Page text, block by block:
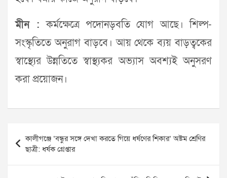
মীন : কর্মক্ষেত্রে পদোনড়বতি যোগ আছে। শিল্প-
সংস্কৃতিতে অনুরাগ বাড়বে। আয় থেকে ব্যয় বাড়ত্বকের
স্বাস্থ্যের উন্নতিতে স্বাস্থ্যকর অভ্যাস অবশ্যই অনুসরণ
করা প্রয়োজন।
navigation
কালীগঞ্জে ‘বন্ধুর সঙ্গে দেখা করতে গিয়ে ধর্ষণের শিকার’ অষ্টম শ্রেণির
ছাত্রী: ধর্ষক গ্রেপ্তার